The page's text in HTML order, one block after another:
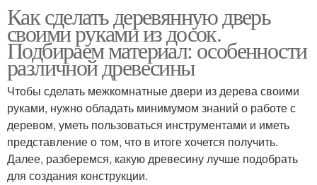
Как сделать деревянную дверь
своими руками из досок.
Подбираем материал: особенности
различной древесины
Чтобы сделать межкомнатные двери из дерева своими
руками, нужно обладать минимумом знаний о работе с
деревом, уметь пользоваться инструментами и иметь
представление о том, что в итоге хочется получить.
Далее, разберемся, какую древесину лучше подобрать
для создания конструкции.